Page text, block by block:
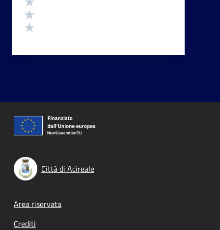
Città di Acireale
Footer menu
Area riservata
Crediti